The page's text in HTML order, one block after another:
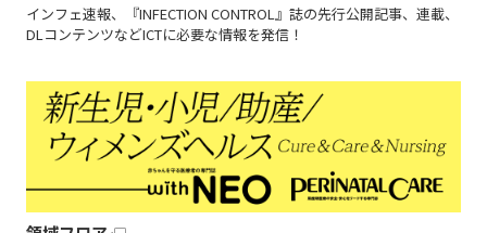
インフェ速報、『INFECTION CONTROL』誌の先行公開記事、連載、
DLコンテンツなどICTに必要な情報を発信！